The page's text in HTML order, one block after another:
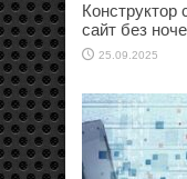
Конструктор
сайт без
25.09.2025